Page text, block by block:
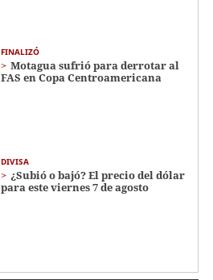
FINALIZÓ
Motagua sufrió para derrotar al
FAS en Copa Centroamericana
DIVISA
¿Subió o bajó? El precio del dólar
para este viernes 7 de agosto